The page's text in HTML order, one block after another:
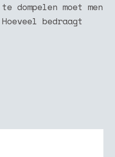
dompelen moet men
bedraagt